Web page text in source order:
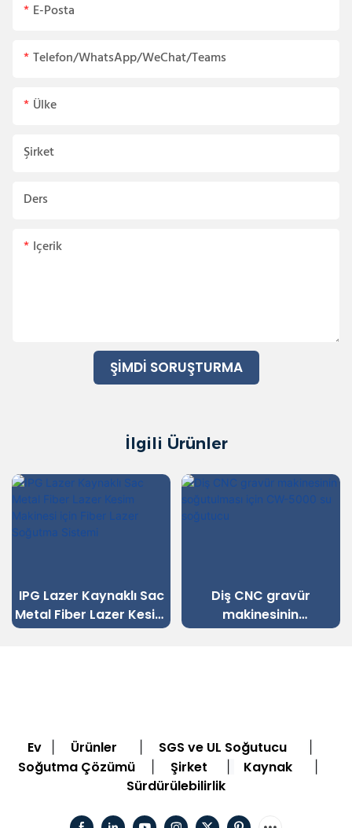
E-Posta
Telefon/WhatsApp/WeChat/Teams
Ülke
Şirket
Ders
Içerik
ŞIMDI SORUŞTURMA
İlgili Ürünler
IPG Lazer Kaynaklı Sac
Metal Fiber Lazer Kesim
Makinesi için Fiber Lazer
Diş CNC gravür
makinesinin
soğutulması için CW-
Ev Ürünler SGS ve UL Soğutucu
Soğutma Çözümü Şirket Kaynak
Sürdürülebilirlik